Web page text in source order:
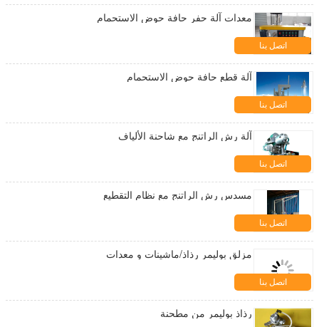
معدات آلة حفر حافة حوض الاستحمام
اتصل بنا
آلة قطع حافة حوض الاستحمام
اتصل بنا
آلة رش الراتنج مع شاحنة الألياف
اتصل بنا
مسدس رش الراتنج مع نظام التقطيع
اتصل بنا
مزلق بوليمر رذاذ/ماشينات و معدات
اتصل بنا
رذاذ بوليمر من مطحنة